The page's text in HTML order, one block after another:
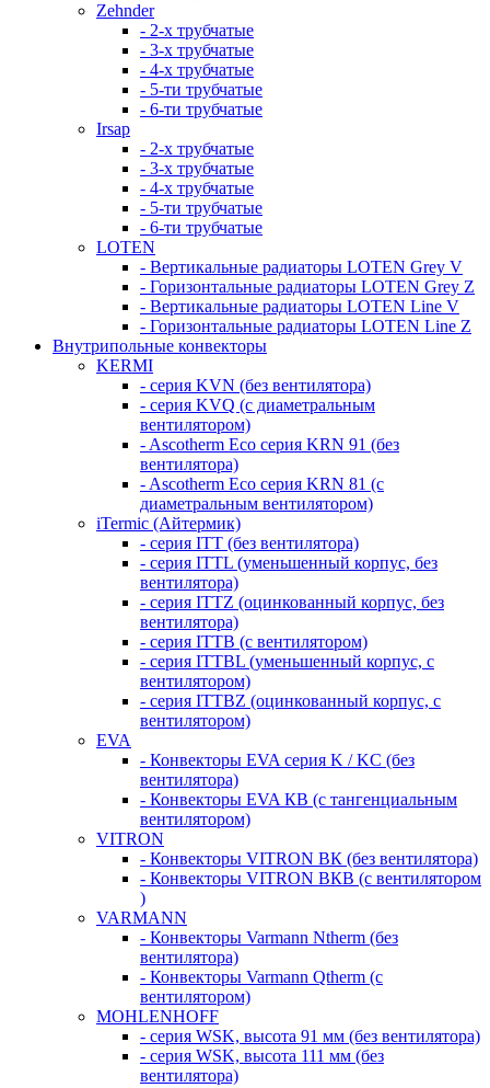
Zehnder
- 2-х трубчатые
- 3-х трубчатые
- 4-х трубчатые
- 5-ти трубчатые
- 6-ти трубчатые
Irsap
- 2-х трубчатые
- 3-х трубчатые
- 4-х трубчатые
- 5-ти трубчатые
- 6-ти трубчатые
LOTEN
- Вертикальные радиаторы LOTEN Grey V
- Горизонтальные радиаторы LOTEN Grey Z
- Вертикальные радиаторы LOTEN Line V
- Горизонтальные радиаторы LOTEN Line Z
Внутрипольные конвекторы
KERMI
- серия KVN (без вентилятора)
- серия KVQ (с диаметральным
вентилятором)
- Ascotherm Eco серия KRN 91 (без
вентилятора)
- Ascotherm Eco серия KRN 81 (с
диаметральным вентилятором)
iTermic (Айтермик)
- серия ITT (без вентилятора)
- серия ITTL (уменьшенный корпус, без
вентилятора)
- серия ITTZ (оцинкованный корпус, без
вентилятора)
- серия ITTB (с вентилятором)
- серия ITTBL (уменьшенный корпус, с
вентилятором)
- серия ITTBZ (оцинкованный корпус, с
вентилятором)
EVA
- Конвекторы EVA серия K / KC (без
вентилятора)
- Конвекторы EVA КВ (с тангенциальным
вентилятором)
VITRON
- Конвекторы VITRON ВК (без вентилятора)
- Конвекторы VITRON ВКВ (с вентилятором
)
VARMANN
- Конвекторы Varmann Ntherm (без
вентилятора)
- Конвекторы Varmann Qtherm (с
вентилятором)
MOHLENHOFF
- серия WSK, высота 91 мм (без вентилятора)
- серия WSK, высота 111 мм (без
вентилятора)